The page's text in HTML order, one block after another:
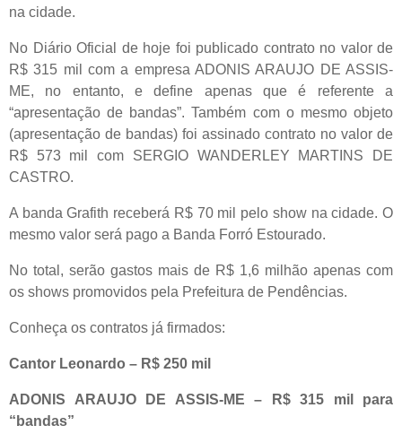
na cidade.
No Diário Oficial de hoje foi publicado contrato no valor de
R$ 315 mil com a empresa ADONIS ARAUJO DE ASSIS-
ME, no entanto, e define apenas que é referente a
“apresentação de bandas”. Também com o mesmo objeto
(apresentação de bandas) foi assinado contrato no valor de
R$ 573 mil com SERGIO WANDERLEY MARTINS DE
CASTRO.
A banda Grafith receberá R$ 70 mil pelo show na cidade. O
mesmo valor será pago a Banda Forró Estourado.
No total, serão gastos mais de R$ 1,6 milhão apenas com
os shows promovidos pela Prefeitura de Pendências.
Conheça os contratos já firmados:
Cantor Leonardo – R$ 250 mil
ADONIS ARAUJO DE ASSIS-ME – R$ 315 mil para
“bandas”